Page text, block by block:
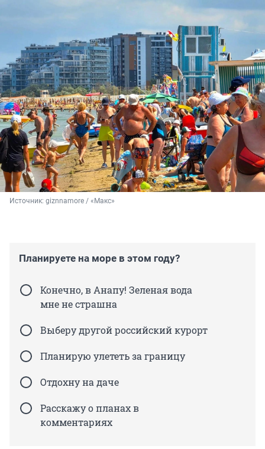
Источник: giznnamore / «Макс»
Планируете на море в этом году?
Конечно, в Анапу! Зеленая вода
мне не страшна
Выберу другой российский курорт
Планирую улететь за границу
Отдохну на даче
Расскажу о планах в
комментариях